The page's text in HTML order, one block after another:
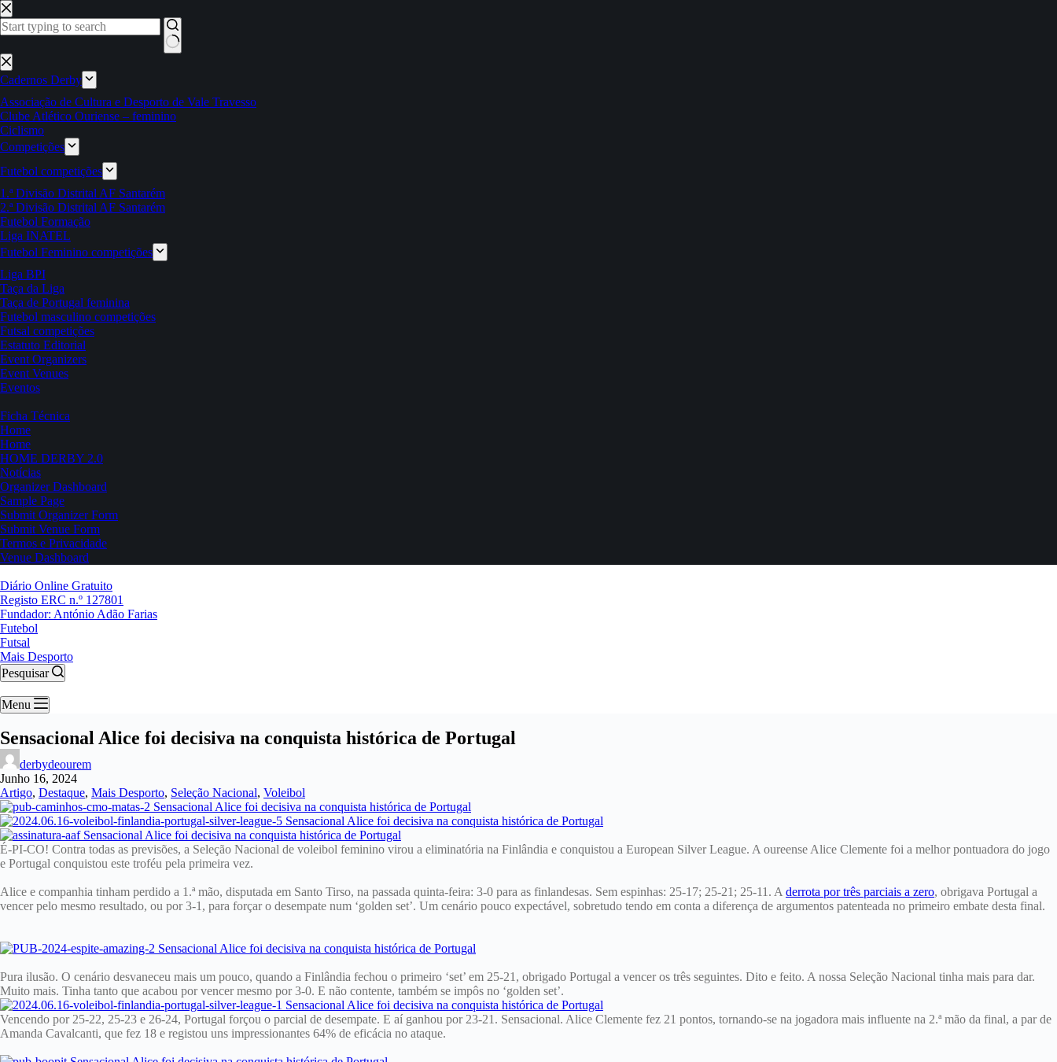
Pular
para
o
Sem
resultados
Cadernos Derby
Associação de Cultura e Desporto de Vale Travesso
Clube Atlético Ouriense – feminino
Ciclismo
Competições
Futebol competições
1.ª Divisão Distrital AF Santarém
2.ª Divisão Distrital AF Santarém
Futebol Formação
Liga INATEL
Futebol Feminino competições
Liga BPI
Taça da Liga
Taça de Portugal feminina
Futebol masculino competições
Futsal competições
Estatuto Editorial
Event Organizers
Event Venues
Eventos
Ficha Técnica
Home
Home
HOME DERBY 2.0
Notícias
Organizer Dashboard
Sample Page
Submit Organizer Form
Submit Venue Form
Termos e Privacidade
Venue Dashboard
Diário Online Gratuito
Registo ERC n.º 127801
Fundador: António Adão Farias
Futebol
Futsal
Mais Desporto
Pesquisar
Menu
Sensacional Alice foi decisiva na conquista histórica de Portugal
derbydeourem
Junho 16, 2024
Artigo, Destaque, Mais Desporto, Seleção Nacional, Voleibol
É-PI-CO! Contra todas as previsões, a Seleção Nacional de voleibol feminino virou a eliminatória na Finlândia e conquistou a European Silver League. A oureense Alice Clemente foi a melhor pontuadora do jogo
e Portugal conquistou este troféu pela primeira vez.
Alice e companhia tinham perdido a 1.ª mão, disputada em Santo Tirso, na passada quinta-feira: 3-0 para as finlandesas. Sem espinhas: 25-17; 25-21; 25-11. A derrota por três parciais a zero, obrigava Portugal a
vencer pelo mesmo resultado, ou por 3-1, para forçar o desempate num ‘golden set’. Um cenário pouco expectável, sobretudo tendo em conta a diferença de argumentos patenteada no primeiro embate desta final.
Pura ilusão. O cenário desvaneceu mais um pouco, quando a Finlândia fechou o primeiro ‘set’ em 25-21, obrigado Portugal a vencer os três seguintes. Dito e feito. A nossa Seleção Nacional tinha mais para dar.
Muito mais. Tinha tanto que acabou por vencer mesmo por 3-0. E não contente, também se impôs no ‘golden set’.
Vencendo por 25-22, 25-23 e 26-24, Portugal forçou o parcial de desempate. E aí ganhou por 23-21. Sensacional. Alice Clemente fez 21 pontos, tornando-se na jogadora mais influente na 2.ª mão da final, a par de
Amanda Cavalcanti, que fez 18 e registou uns impressionantes 64% de eficácia no ataque.